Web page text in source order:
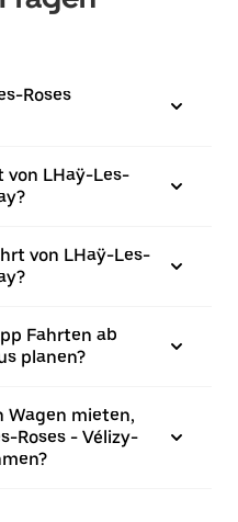
Roses
von LHaÿ-Les-
von LHaÿ-Les-
Fahrten ab
planen?
Wagen mieten,
Roses - Vélizy-